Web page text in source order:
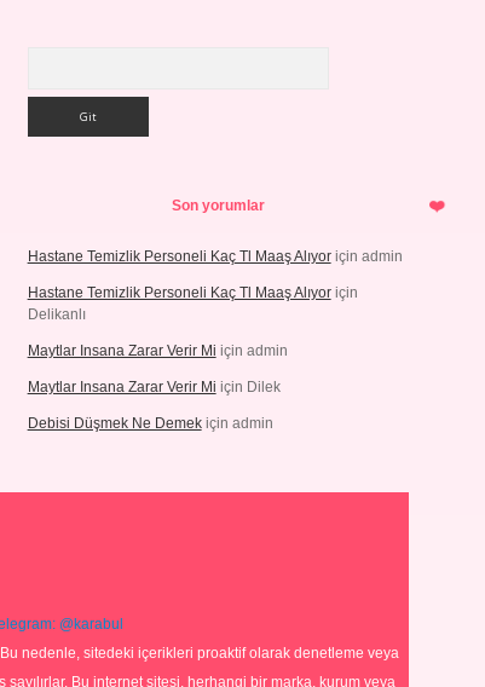
Son yorumlar
Hastane Temizlik Personeli Kaç Tl Maaş Alıyoriçin admin
Hastane Temizlik Personeli Kaç Tl Maaş Alıyoriçin
Delikanlı
Maytlar Insana Zarar Verir Mi için admin
Maytlar Insana Zarar Verir Mi için Dilek
Debisi Düşmek Ne Demekiçin admin
@karabul
nedenle, sitedeki içerikleri proaktif olarak denetleme veya
Bu internet sitesi, herhangi bir marka, kurum veya